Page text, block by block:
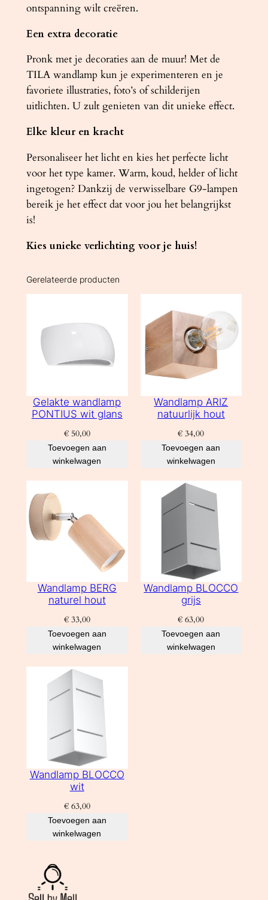
ontspanning wilt creëren.
Een extra decoratie
Pronk met je decoraties aan de muur! Met de
TILA wandlamp kun je experimenteren en je
favoriete illustraties, foto’s of schilderijen
uitlichten. U zult genieten van dit unieke effect.
Elke kleur en kracht
Personaliseer het licht en kies het perfecte licht
voor het type kamer. Warm, koud, helder of licht
ingetogen? Dankzij de verwisselbare G9-lampen
bereik je het effect dat voor jou het belangrijkst
is!
Kies unieke verlichting voor je huis!
Gerelateerde producten
Gelakte wandlamp
PONTIUS wit glans
€50,00
Toevoegen aan
winkelwagen
Wandlamp ARIZ
natuurlijk hout
€ 34,00
Toevoegen aan
winkelwagen
Wandlamp BERG
naturel hout
€33,00
Toevoegen aan
winkelwagen
Wandlamp BLOCCO
grijs
€ 63,00
Toevoegen aan
winkelwagen
Wandlamp BLOCCO
wit
€63,00
Toevoegen aan
winkelwagen